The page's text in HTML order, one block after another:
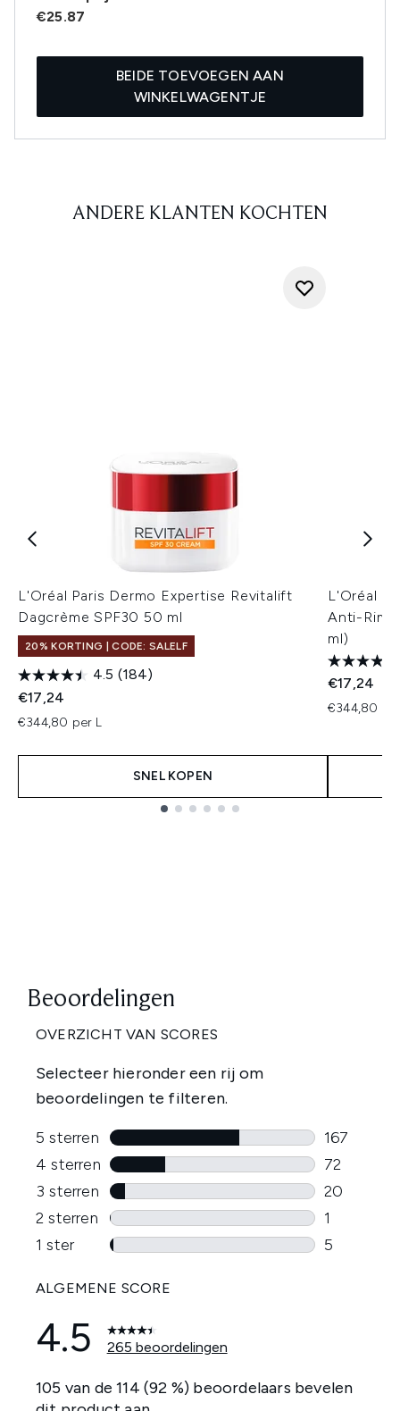
€25.87
BEIDE TOEVOEGEN AAN
WINKELWAGENTJE
ANDERE KLANTEN KOCHTEN
L'Oréal Paris Dermo Expertise Revitalift
Dagcrème SPF30 50 ml
20% KORTING | CODE: SALELF
4.5 (184)
€17,24
€344,80 per L
SNEL KOPEN
L'Oréal
Anti-
ml)
€17,24
€344,80